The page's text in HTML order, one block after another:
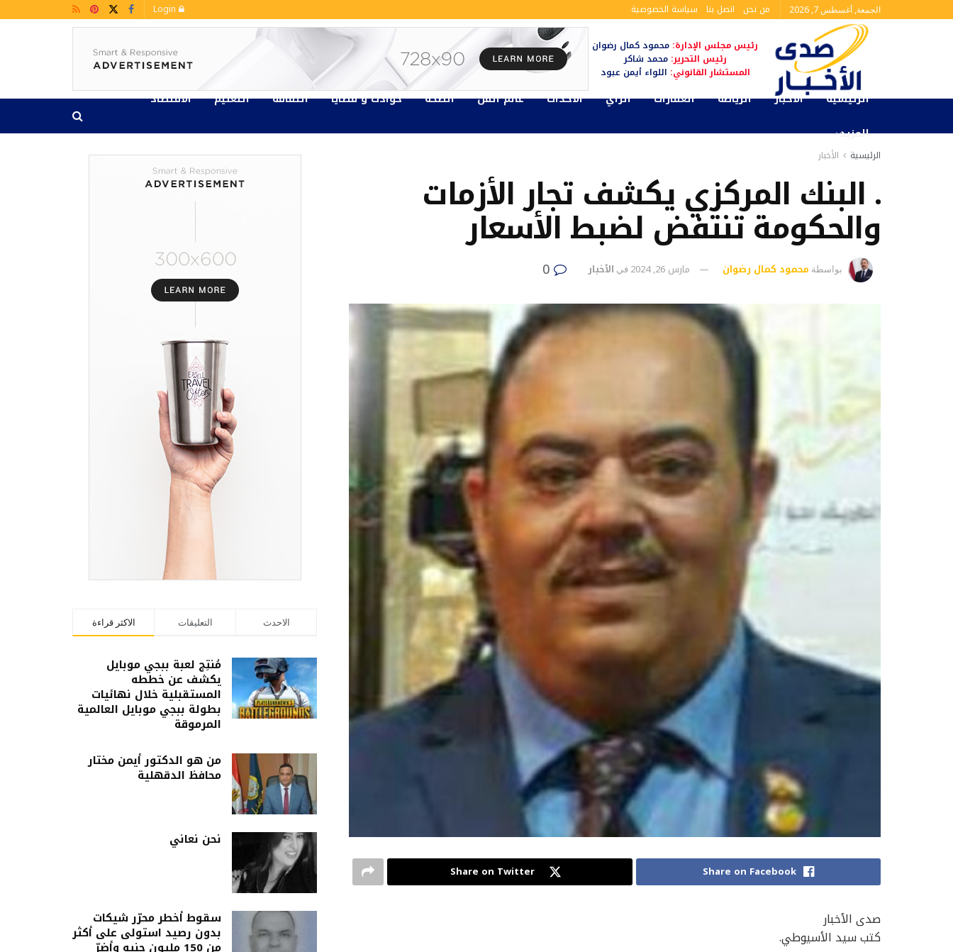
الجمعة, أغسطس 7, 2026 من نحن اتصل بنا سياسة الخصوصية
رئيس مجلس الإدارة: محمود كمال رضوان
رئيس التحرير:محمد شاكر
المستشار القانوني: اللواء أيمن عبود
الرئيسية الأخبار الرياضة العقارات الرأي الأحداث عالم الفن الصحة حوادث و قضايا الثقافة التعليم
الاقتصاد
المزيد
الرئيسية الأخبار
. البنك المركزي يكشف تجار الأزمات
والحكومة تنتفض لضبط الأسعار
بواسطة محمود كمال رضوان مارس 26, 2024 في الأخبار
Share on Facebook
Share on Twitter
صدى الأخبار
كتب سيد الأسيوطي.
الاكثر قراءة التعليقات الاحدث
مُنتِج لعبة ببجي موبايل
يكشف عن خططه
المستقبلية خلال نهائيات
بطولة ببجي موبايل العالمية
المرموقة
من هو الدكتور أيمن مختار
محافظ الدقهلية
نحن نعاني
سقوط أخطر محرّر شيكات
بدون رصيد استولى على أكثر
من 150 مليون جنيه وأضرّ